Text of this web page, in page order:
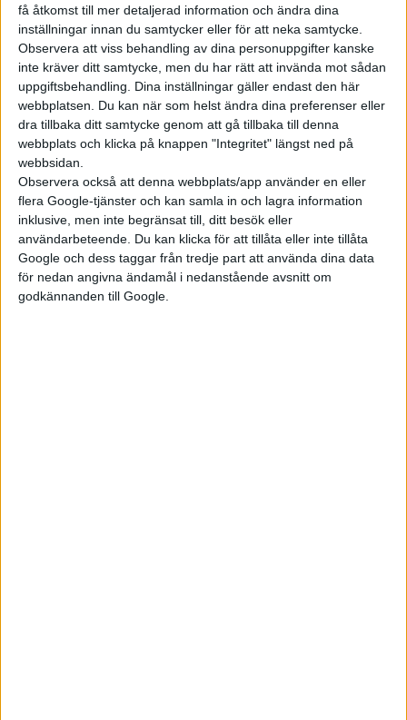
få åtkomst till mer detaljerad information och ändra dina
inställningar innan du samtycker eller för att neka samtycke.
Observera att viss behandling av dina personuppgifter kanske
inte kräver ditt samtycke, men du har rätt att invända mot sådan
uppgiftsbehandling. Dina inställningar gäller endast den här
webbplatsen. Du kan när som helst ändra dina preferenser eller
dra tillbaka ditt samtycke genom att gå tillbaka till denna
webbplats och klicka på knappen "Integritet" längst ned på
webbsidan.
Observera också att denna webbplats/app använder en eller
flera Google-tjänster och kan samla in och lagra information
inklusive, men inte begränsat till, ditt besök eller
användarbeteende. Du kan klicka för att tillåta eller inte tillåta
Google och dess taggar från tredje part att använda dina data
för nedan angivna ändamål i nedanstående avsnitt om
godkännanden till Google.